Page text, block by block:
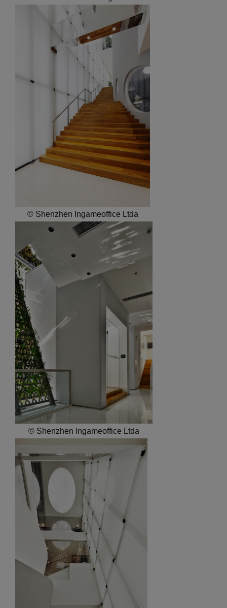
© Shenzhen Ingameoffice Ltda
© Shenzhen Ingameoffice Ltda